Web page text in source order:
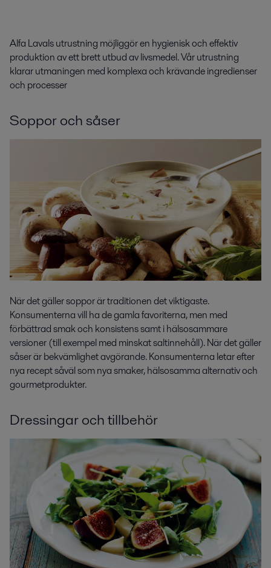
Alfa Lavals utrustning möjliggör en hygienisk och effektiv
produktion av ett brett utbud av livsmedel. Vår utrustning
klarar utmaningen med komplexa och krävande ingredienser
och processer
Soppor och såser
När det gäller soppor är traditionen det viktigaste.
Konsumenterna vill ha de gamla favoriterna, men med
förbättrad smak och konsistens samt i hälsosammare
versioner (till exempel med minskat saltinnehåll). När det gäller
såser är bekvämlighet avgörande. Konsumenterna letar efter
nya recept såväl som nya smaker, hälsosamma alternativ och
gourmetprodukter.
Dressingar och tillbehör